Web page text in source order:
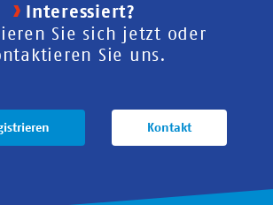
Interessiert?
Sie sich jetzt oder
Sie uns.
Kontakt